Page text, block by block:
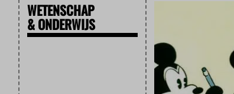
WETENSCHAP
& ONDERWIJS